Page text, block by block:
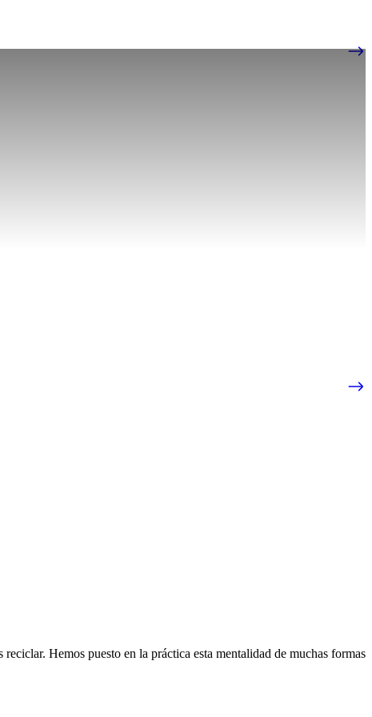
Hemos puesto en la práctica esta mentalidad de muchas formas